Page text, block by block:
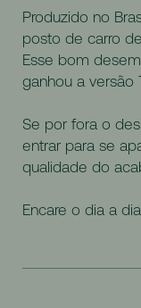
Produzido no
posto de carro
Esse bom
ganhou a versão
Se por fora o
entrar para se
qualidade do
Encare o dia a